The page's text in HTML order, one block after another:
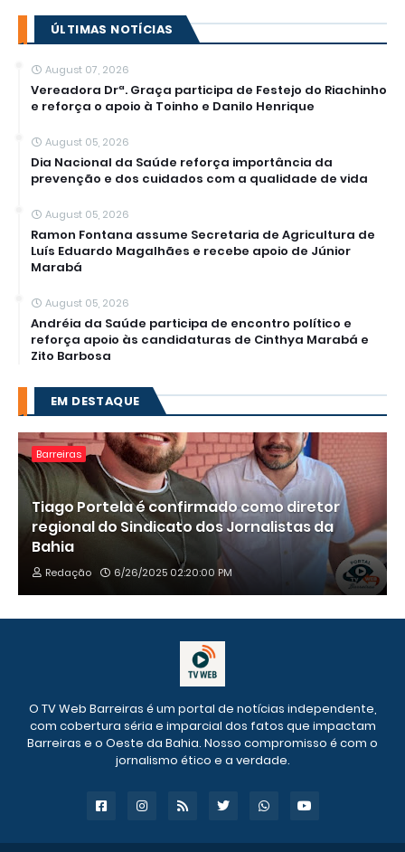
ÚLTIMAS NOTÍCIAS
August 07, 2026
Vereadora Drª. Graça participa de Festejo do Riachinho
e reforça o apoio à Toinho e Danilo Henrique
August 05, 2026
Dia Nacional da Saúde reforça importância da
prevenção e dos cuidados com a qualidade de vida
August 05, 2026
Ramon Fontana assume Secretaria de Agricultura de
Luís Eduardo Magalhães e recebe apoio de Júnior
Marabá
August 05, 2026
Andréia da Saúde participa de encontro político e
reforça apoio às candidaturas de Cinthya Marabá e
Zito Barbosa
EM DESTAQUE
Barreiras
Tiago Portela é confirmado como diretor
regional do Sindicato dos Jornalistas da
Bahia
Redação 6/26/2025 02:20:00 PM
O TV Web Barreiras é um portal de notícias independente,
com cobertura séria e imparcial dos fatos que impactam
Barreiras e o Oeste da Bahia. Nosso compromisso é com o
jornalismo ético e a verdade.